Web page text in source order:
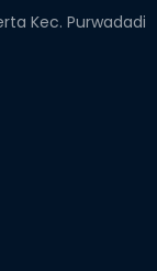
Kec. Purwadadi